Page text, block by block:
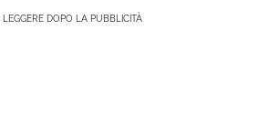
DOPO LA PUBBLICITÀ